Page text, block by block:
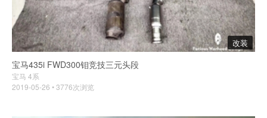
改装
宝马435i FWD300钼竞技三元头段
宝马 4系
2019-05-26 • 3776次浏览